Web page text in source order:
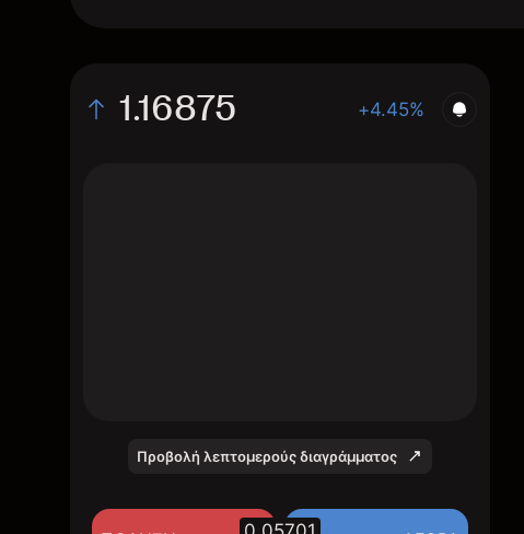
1.16875 +4.45%
Προβολή λεπτομερούς διαγράμματος